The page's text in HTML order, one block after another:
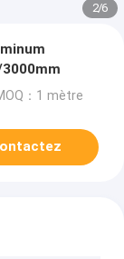
2/6
：1 mètre